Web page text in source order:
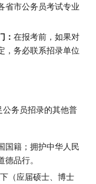
省市公务员考试专业
： 在报考前，如果对
，务必联系招录单位
务员招录的其他普
国籍；拥护中华人民
品行。
（应届硕士、博士